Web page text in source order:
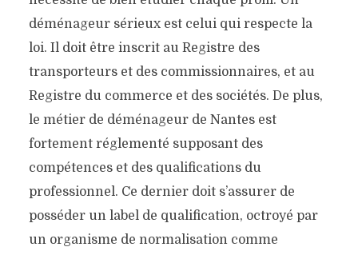
déménageur sérieux est celui qui respecte la
loi. Il doit être inscrit au Registre des
transporteurs et des commissionnaires, et au
Registre du commerce et des sociétés. De plus,
le métier de déménageur de Nantes est
fortement réglementé supposant des
compétences et des qualifications du
professionnel. Ce dernier doit s’assurer de
posséder un label de qualification, octroyé par
un organisme de normalisation comme